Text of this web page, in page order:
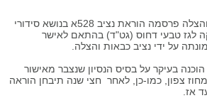
הרשות הארצית לכבאות והצלה פרסמה הוראת נציב 528א בנושא סידורי
לגז טבעי דחוס (גט"ד) בהתאם לאישר
על ידי נציב כבאות והצלה.
בעיקר על בסיס הנסיון שנצבר מאישור
צפון, כמו-כן, לאחר חצי שנה תיבחן הוראה
אז.